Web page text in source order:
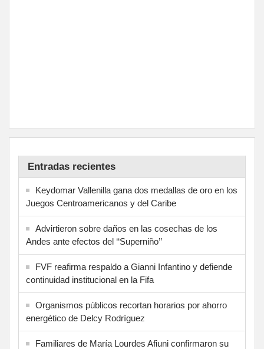
Entradas recientes
Keydomar Vallenilla gana dos medallas de oro en los
Juegos Centroamericanos y del Caribe
Advirtieron sobre daños en las cosechas de los
Andes ante efectos del ‘‘Superniño’’
FVF reafirma respaldo a Gianni Infantino y defiende
continuidad institucional en la Fifa
Organismos públicos recortan horarios por ahorro
energético de Delcy Rodríguez
Familiares de María Lourdes Afiuni confirmaron su